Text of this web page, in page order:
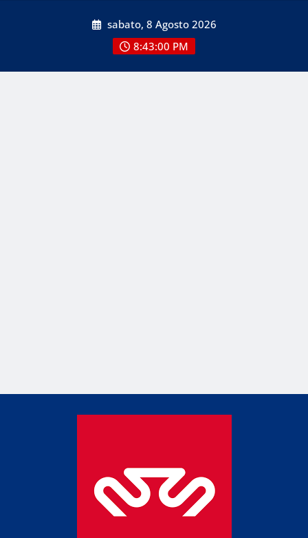
sabato, 8 Agosto 2026
8:43:01 PM